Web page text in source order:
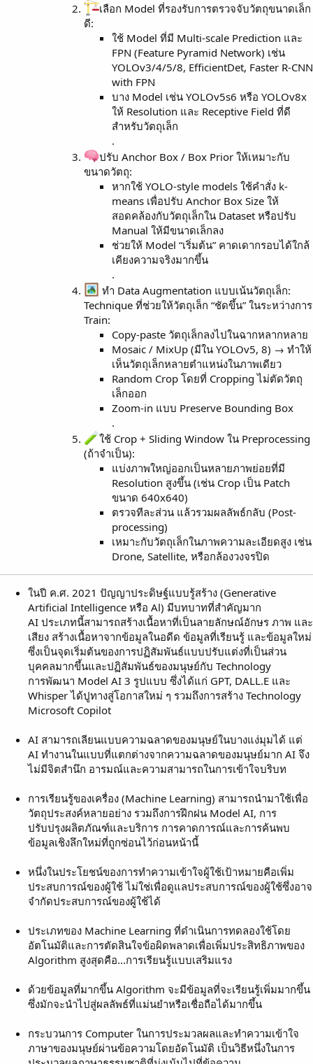
เลือก Model ที่รองรับการตรวจจับวัตถุขนาดเล็ก
ดี:
ใช้ Model ที่มี Multi-scale Prediction และ
FPN (Feature Pyramid Network) เช่น
YOLOv3/4/5/8, EfficientDet, Faster R-CNN
with FPN
บาง Model เช่น YOLOv5s6 หรือ YOLOv8x
ให้ Resolution และ Receptive Field ที่ดี
สำหรับวัตถุเล็ก
.
ปรับ Anchor Box / Box Prior ให้เหมาะกับ
ขนาดวัตถุ:
หากใช้ YOLO-style models ใช้คำสั่ง k-
means เพื่อปรับ Anchor Box Size ให้
สอดคล้องกับวัตถุเล็กใน Dataset หรือปรับ
Manual ให้มีขนาดเล็กลง
ช่วยให้ Model “เริ่มต้น” คาดเดากรอบได้ใกล้
เคียงความจริงมากขึ้น
.
ทำ Data Augmentation แบบเน้นวัตถุเล็ก:
Technique ที่ช่วยให้วัตถุเล็ก “ชัดขึ้น” ในระหว่างการ
Train:
Copy-paste วัตถุเล็กลงไปในฉากหลากหลาย
Mosaic / MixUp (มีใน YOLOv5, 8) → ทำให้
เห็นวัตถุเล็กหลายตำแหน่งในภาพเดียว
Random Crop โดยที่ Cropping ไม่ตัดวัตถุ
เล็กออก
Zoom-in แบบ Preserve Bounding Box
.
ใช้ Crop + Sliding Window ใน Preprocessing
(ถ้าจำเป็น):
แบ่งภาพใหญ่ออกเป็นหลายภาพย่อยที่มี
Resolution สูงขึ้น (เช่น Crop เป็น Patch
ขนาด 640x640)
ตรวจทีละส่วน แล้วรวมผลลัพธ์กลับ (Post-
processing)
เหมาะกับวัตถุเล็กในภาพความละเอียดสูง เช่น
Drone, Satellite, หรือกล้องวงจรปิด
ในปี ค.ศ. 2021 ปัญญาประดิษฐ์แบบรู้สร้าง (Generative
Artificial Intelligence หรือ Al) มีบทบาทที่สำคัญมาก
AI ประเภทนี้สามารถสร้างเนื้อหาที่เป็นลายลักษณ์อักษร ภาพ และ
เสียง สร้างเนื้อหาจากข้อมูลในอดีด ข้อมูลที่เรียนรู้ และข้อมูลใหม่
ซึ่งเป็นจุดเริ่มต้นของการปฏิสัมพันธ์แบบปรับแต่งที่เป็นส่วน
บุคคลมากขึ้นและปฏิสัมพันธ์ของมนุษย์กับ Technology
การพัฒนา Model AI 3 รูปแบบ ซึ่งได้แก่ GPT, DALL.E และ
Whisper ได้ปูทางสู่โอกาสใหม่ ๆ รวมถึงการสร้าง Technology
Microsoft Copilot
AI สามารถเลียนแบบความฉลาดของมนุษย์ในบางแง่มุมได้ แต่
AI ทำงานในแบบที่แตกต่างจากความฉลาดของมนุษย์มาก AI จึง
ไม่มีจิตสำนึก อารมณ์และความสามารถในการเข้าใจบริบท
การเรียนรู้ของเครื่อง (Machine Learning) สามารถนำมาใช้เพื่อ
วัตถุประสงค์หลายอย่าง รวมถึงการฝึกฝน Model AI, การ
ปรับปรุงผลิตภัณฑ์และบริการ การคาดการณ์และการค้นพบ
ข้อมูลเชิงลึกใหม่ที่ถูกซ่อนไว้ก่อนหน้านี้
หนึ่งในประโยชน์ของการทำความเข้าใจผู้ใช้เป้าหมายคือเพิ่ม
ประสบการณ์ของผู้ใช้ ไม่ใช่เพื่อดูแลประสบการณ์ของผู้ใช้ซึ่งอาจ
จำกัดประสบการณ์ของผู้ใช้ได้
ประเภทของ Machine Learning ที่ดำเนินการทดลองใช้โดย
อัตโนมัติและการตัดสินใจข้อผิดพลาดเพื่อเพิ่มประสิทธิภาพของ
Algorithm สูงสุดคือ...การเรียนรู้แบบเสริมแรง
ด้วยข้อมูลที่มากขึ้น Algorithm จะมีข้อมูลที่จะเรียนรู้เพิ่มมากขึ้น
ซึ่งมักจะนำไปสู่ผลลัพธ์ที่แม่นยำหรือเชื่อถือได้มากขึ้น
กระบวนการ Computer ในการประมวลผลและทำความเข้าใจ
ภาษาของมนุษย์ผ่านข้อความโดยอัดโนมัติ เป็นวิธีหนึ่งในการ